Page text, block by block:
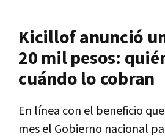
Kicillof anunció
20 mil pesos:
cuándo lo cobran
En línea con el beneficio
mes el Gobierno nacional